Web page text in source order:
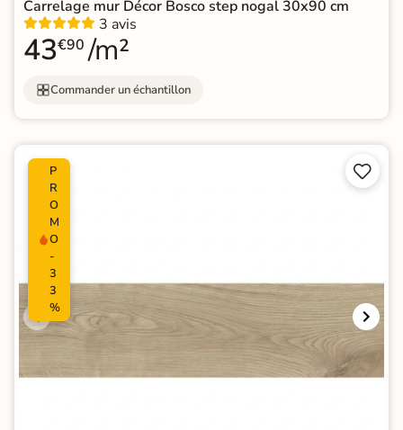
Carrelage mur Décor Bosco step nogal 30x90 cm
3 avis
43€90 /m²
Commander un échantillon
P
R
O
M
O
-
3
3
%

